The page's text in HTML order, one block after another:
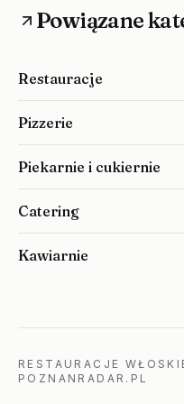
Powiązane
Restauracje
Pizzerie
Piekarnie i cukiernie
Catering
Kawiarnie
RESTAURACJE
POZNANRADAR.PL